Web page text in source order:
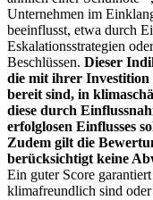
Unternehmen im
beeinflusst, etwa durch
Eskalationsstrategien
Beschlüssen. Dieser
die mit ihrer Investition
bereit sind, in
diese durch
erfolglosen Einflusses
Zudem gilt die
berücksichtigt keine
Ein guter Score
klimafreundlich sind oder